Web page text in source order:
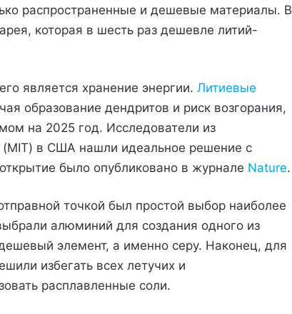
распространенные и дешевые материалы. В
которая в шесть раз дешевле литий-
является хранение энергии. Литиевые
образование дендритов и риск возгорания,
на 2025 год. Исследователи из
(MIT) в США нашли идеальное решение с
было опубликовано в журнале Nature.
точкой был простой выбор наиболее
алюминий для создания одного из
элемент, а именно серу. Наконец, для
избегать всех летучих и
расплавленные соли.